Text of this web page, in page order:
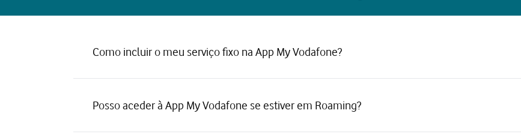
Como incluir o meu serviço fixo na App My Vodafone?
Posso aceder à App My Vodafone se estiver em Roaming?